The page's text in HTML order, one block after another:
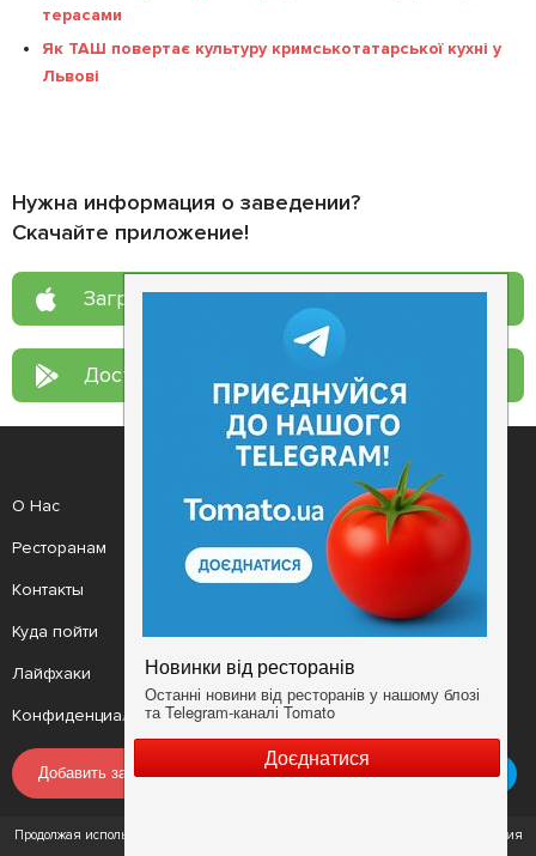
терасами
Як ТАШ повертає культуру кримськотатарської кухні у
Львові
Нужна информация о заведении?
Скачайте приложение!
Загрузите в App Store
Доступно в Google Play
О Нас
Ресторанам
Контакты
Куда пойти
Лайфхаки
Конфиденциальность
Рецепт дня
Новости
Анонсы
Мобильное приложение
Условия
Добавить заведение
Продолжая использовать наш сайт, вы соглашаетесь с Условиями использования